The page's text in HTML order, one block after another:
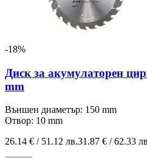
-18%
Диск за акумулаторен
mm
Външен диаметър: 150 mm
Отвор: 10 mm
26.14 € / 51.12 лв.31.87 € / 62.33